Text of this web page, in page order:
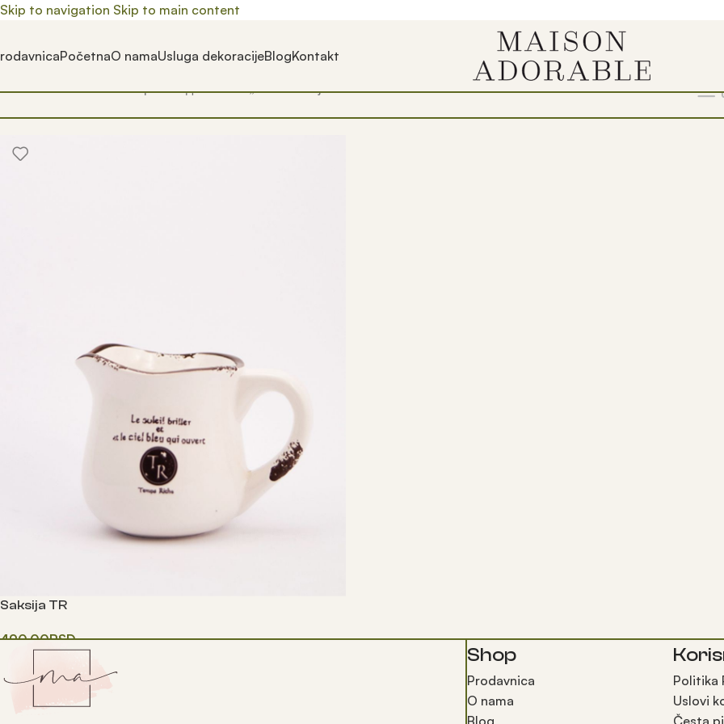
Skip to navigation Skip to main content
PočetnaO namaUsluga dekoracijeBlogKontakt
Почетна/ Prodavnica/ Производ oзначен „retro saksija“ Show 9 12 18 24
Saksija TR
490.00RSD
Shop
Prodavnica
O nama
Blog
Politika
Uslovi
Česta